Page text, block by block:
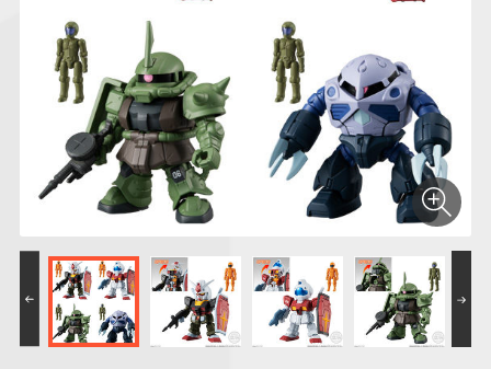
仮面ライダーシリー
スーパー戦隊シリー
ズ
ガンダムシリーズ
ーズ
キャラパキ
にふぉるめーしょん
＆スクエアシール
ールド
わ